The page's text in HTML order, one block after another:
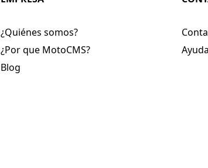
¿Quiénes somos?
¿Por que MotoCMS?
Blog
Ayuda